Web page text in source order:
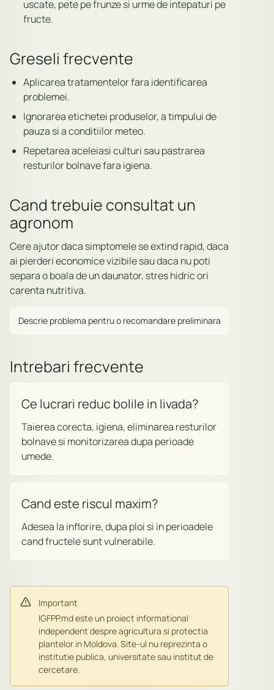
uscate, pete pe frunze si urme de intepaturi pe
fructe.
Greseli frecvente
Aplicarea tratamentelor fara identificarea
problemei.
Ignorarea etichetei produselor, a timpului de
pauza si a conditiilor meteo.
Repetarea aceleiasi culturi sau pastrarea
resturilor bolnave fara igiena.
Cand trebuie consultat un
agronom
Cere ajutor daca simptomele se extind rapid, daca
ai pierderi economice vizibile sau daca nu poti
separa o boala de un daunator, stres hidric ori
carenta nutritiva.
Descrie problema pentru o recomandare preliminara
Intrebari frecvente
Ce lucrari reduc bolile in livada?
Taierea corecta, igiena, eliminarea resturilor
bolnave si monitorizarea dupa perioade
umede.
Cand este riscul maxim?
Adesea la inflorire, dupa ploi si in perioadele
cand fructele sunt vulnerabile.
Important
IGFPP.md este un proiect informational
independent despre agricultura si protectia
plantelor in Moldova. Site-ul nu reprezinta o
institutie publica, universitate sau institut de
cercetare.